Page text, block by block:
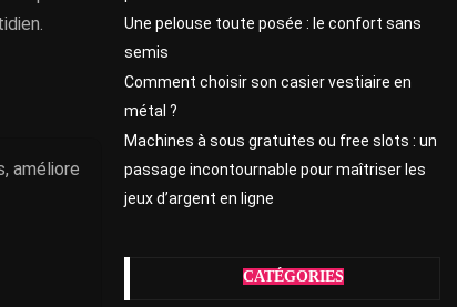
améliore
Une pelouse toute posée : le confort sans
semis
Comment choisir son casier vestiaire en
métal ?
Machines à sous gratuites ou free slots : un
passage incontournable pour maîtriser les
jeux d’argent en ligne
CATÉGORIES